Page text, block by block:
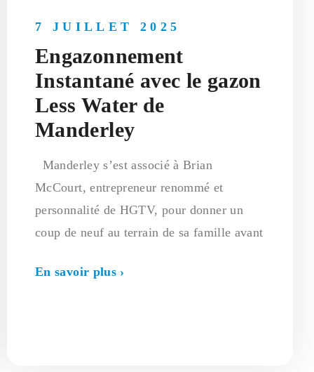
Engazonnement
Instantané avec le gazon
Less Water de
Manderley
7 JUILLET 2025
Manderley s’est associé à Brian
McCourt, entrepreneur renommé et
personnalité de HGTV, pour donner un
coup de neuf au terrain de sa famille avant
En savoir plus ›